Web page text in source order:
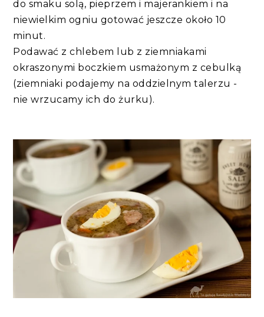
do smaku solą, pieprzem i majerankiem i na
niewielkim ogniu gotować jeszcze około 10
minut.
Podawać z chlebem lub z ziemniakami
okraszonymi boczkiem usmażonym z cebulką
(ziemniaki podajemy na oddzielnym talerzu -
nie wrzucamy ich do żurku).